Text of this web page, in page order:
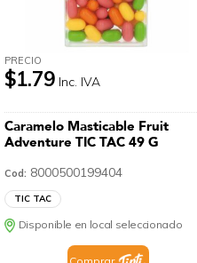
PRECIO
$1.79 Inc. IVA
Caramelo Masticable Fruit
Adventure TIC TAC 49 G
Cod: 8000500199404
TIC TAC
Disponible en local seleccionado